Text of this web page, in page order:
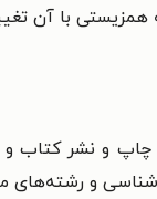
همزیستی با آن